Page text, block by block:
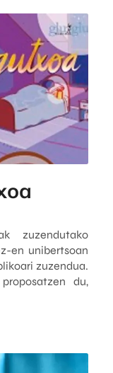
zuzendutako
en unibertsoan
zuzendua.
du,